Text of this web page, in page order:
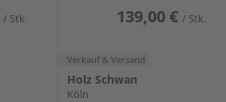
/ Stk. 139,00 € / Stk.
Verkauf & Versand
Holz Schwan
Köln